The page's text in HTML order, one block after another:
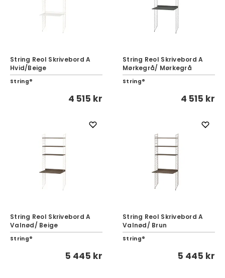
String Reol Skrivebord A
Hvid/Beige
String®
4 515 kr
String Reol Skrivebord A
Mørkegrå/ Mørkegrå
String®
4 515 kr
String Reol Skrivebord A
Valnød/ Beige
String®
5 445 kr
String Reol Skrivebord A
Valnød/ Brun
String®
5 445 kr